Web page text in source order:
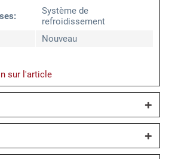
Système de
refroidissement
Nouveau
sur l'article